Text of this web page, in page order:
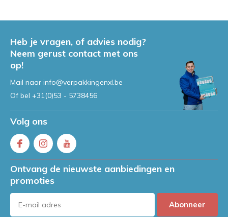
Heb je vragen, of advies nodig?
Neem gerust contact met ons
op!
Mail naar info@verpakkingenxl.be
Of bel +31(0)53 - 5738456
Volg ons
Ontvang de nieuwste aanbiedingen en
promoties
Abonneer